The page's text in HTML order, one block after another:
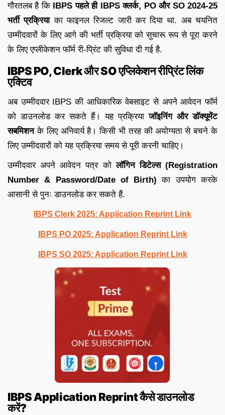
गौरतलब है कि IBPS पहले ही IBPS क्लर्क, PO और SO 2024-25
भर्ती प्रक्रियाका फाइनल रिजल्ट जारी कर दिया था. अब चयनित
उम्मीदवारों के लिए आगे की भर्ती प्रक्रिया को सुचारू रूप से पूरा करने
के लिए एप्लीकेशन फॉर्म री-प्रिंट की सुविधा दी गई है.
IBPS PO, Clerk और SO एप्लिकेशन रीप्रिंट लिंक
एक्टिव
अब उम्मीदवार IBPS की आधिकारिक वेबसाइट से अपने आवेदन फॉर्म
को डाउनलोड कर सकते हैं। यह प्रक्रियाजॉइनिंग और डॉक्यूमेंट
सबमिशनके लिए अनिवार्य है। किसी भी तरह की अयोग्यता से बचने के
लिए उम्मीदवारों को यह प्रक्रिया समय से पूरी करनी चाहिए।
उम्मीदवार अपने आवेदन पत्र कोलॉगिन डिटेल्स (Registration
Number & Password/Date of Birth) का उपयोग करके
आसानी से पुनः डाउनलोड कर सकते हैं.
IBPS Clerk 2025: Application Reprint Link
IBPS PO 2025: Application Reprint Link
IBPS SO 2025: Application Reprint Link
IBPS Application Reprint कैसे डाउनलोड
करें?